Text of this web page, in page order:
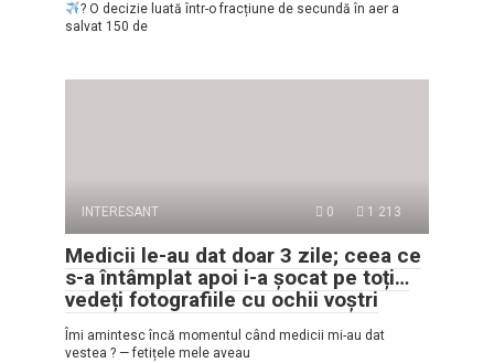
? O decizie luată într-o fracțiune de secundă în aer a
salvat 150 de
INTERESANT 0 1 213
Medicii le-au dat doar 3 zile; ceea ce
s-a întâmplat apoi i-a șocat pe toți…
vedeți fotografiile cu ochii voștri
Îmi amintesc încă momentul când medicii mi-au dat
vestea ? — fetițele mele aveau